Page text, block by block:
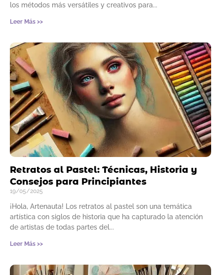
los métodos más versátiles y creativos para
Leer Más >>
Retratos al Pastel: Técnicas, Historia y
Consejos para Principiantes
19/05/2025
¡Hola, Artenauta! Los retratos al pastel son una temática
artística con siglos de historia que ha capturado la atención
de artistas de todas partes del
Leer Más >>